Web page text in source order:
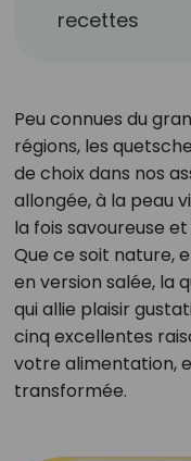
recettes
Peu connues du
régions, les
de choix dans nos
allongée, à la peau
la fois savoureuse
Que ce soit nature,
en version salée, la
qui allie plaisir
cinq excellentes
votre alimentation,
transformée.